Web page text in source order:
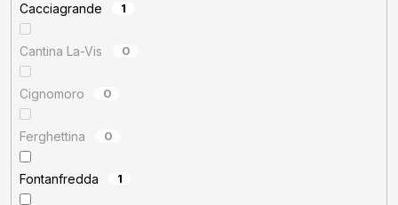
Cacciagrande 1
Cantina La-Vis 0
Cignomoro 0
Ferghettina 0
Fontanfredda 1